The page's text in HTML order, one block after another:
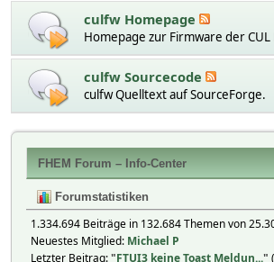
culfw Homepage
Homepage zur Firmware der CUL
culfw Sourcecode
culfw Quelltext auf SourceForge.
FHEM Forum – Info-Center
Forumstatistiken
1.334.694 Beiträge in 132.684 Themen von
Neuestes Mitglied: Michael P
Letzter Beitrag:"FTUI3 keine Toast Meldun..."